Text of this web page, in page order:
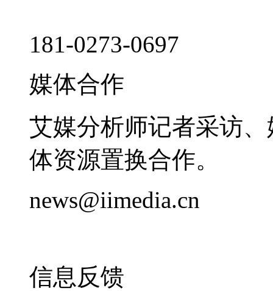
181-0273-0697
媒体合作
艾媒分析师记者采访
体资源置换合作。
news@iimedia.cn
信息反馈